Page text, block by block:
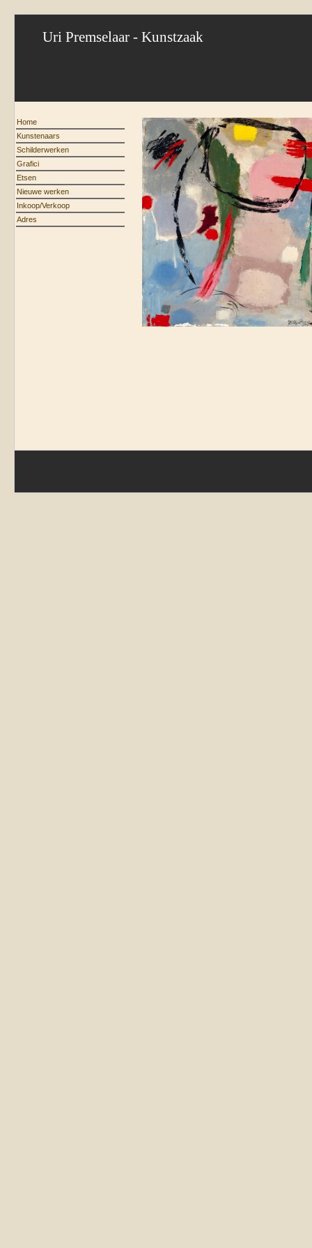
Uri Premselaar - Kunstzaak
Home
Kunstenaars
Schilderwerken
Grafici
Etsen
Nieuwe werken
Inkoop/Verkoop
Adres